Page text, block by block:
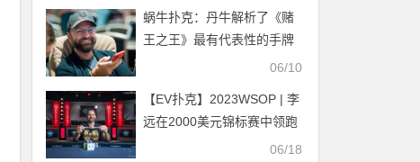
蜗牛扑克：丹牛解析了《赌
王之王》最有代表性的手牌
06/10
【EV扑克】2023WSOP | 李
远在2000美元锦标赛中领跑
06/18